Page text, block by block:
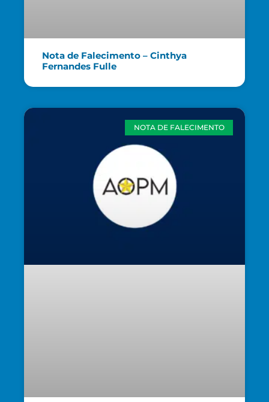
Nota de Falecimento – Cinthya
Fernandes Fulle
NOTA DE FALECIMENTO